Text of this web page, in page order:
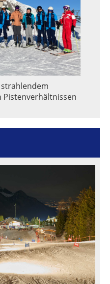
strahlendem
Pistenverhältnissen